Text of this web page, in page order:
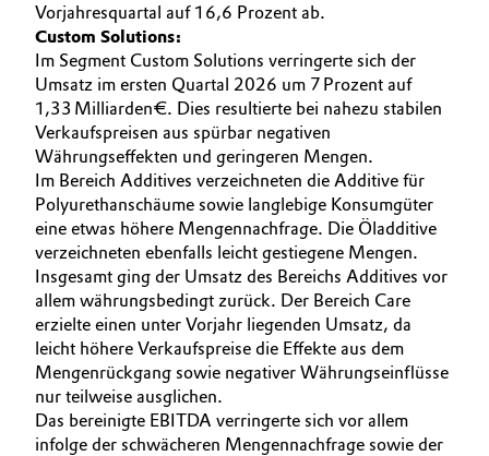
Vorjahresquartal auf 16,6 Prozent ab.
Custom Solutions:
Im Segment Custom Solutions verringerte sich der
Umsatz im ersten Quartal 2026 um 7 Prozent auf
1,33 Milliarden €. Dies resultierte bei nahezu stabilen
Verkaufspreisen aus spürbar negativen
Währungseffekten und geringeren Mengen.
Im Bereich Additives verzeichneten die Additive für
Polyurethanschäume sowie langlebige Konsumgüter
eine etwas höhere Mengennachfrage. Die Öladditive
verzeichneten ebenfalls leicht gestiegene Mengen.
Insgesamt ging der Umsatz des Bereichs Additives vor
allem währungsbedingt zurück. Der Bereich Care
erzielte einen unter Vorjahr liegenden Umsatz, da
leicht höhere Verkaufspreise die Effekte aus dem
Mengenrückgang sowie negativer Währungseinflüsse
nur teilweise ausglichen.
Das bereinigte EBITDA verringerte sich vor allem
infolge der schwächeren Mengennachfrage sowie der